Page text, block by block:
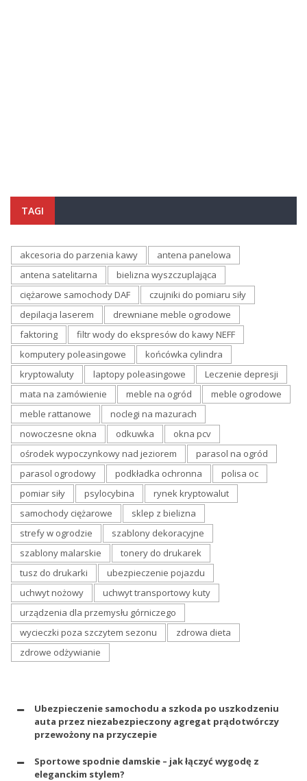
TAGI
akcesoria do parzenia kawy
antena panelowa
antena satelitarna
bielizna wyszczuplająca
ciężarowe samochody DAF
czujniki do pomiaru siły
depilacja laserem
drewniane meble ogrodowe
faktoring
filtr wody do ekspresów do kawy NEFF
komputery poleasingowe
końcówka cylindra
kryptowaluty
laptopy poleasingowe
Leczenie depresji
mata na zamówienie
meble na ogród
meble ogrodowe
meble rattanowe
noclegi na mazurach
nowoczesne okna
odkuwka
okna pcv
ośrodek wypoczynkowy nad jeziorem
parasol na ogród
parasol ogrodowy
podkładka ochronna
polisa oc
pomiar siły
psylocybina
rynek kryptowalut
samochody ciężarowe
sklep z bielizna
strefy w ogrodzie
szablony dekoracyjne
szablony malarskie
tonery do drukarek
tusz do drukarki
ubezpieczenie pojazdu
uchwyt nożowy
uchwyt transportowy kuty
urządzenia dla przemysłu górniczego
wycieczki poza szczytem sezonu
zdrowa dieta
zdrowe odżywianie
Ubezpieczenie samochodu a szkoda po uszkodzeniu
auta przez niezabezpieczony agregat prądotwórczy
przewożony na przyczepie
Sportowe spodnie damskie – jak łączyć wygodę z
eleganckim stylem?